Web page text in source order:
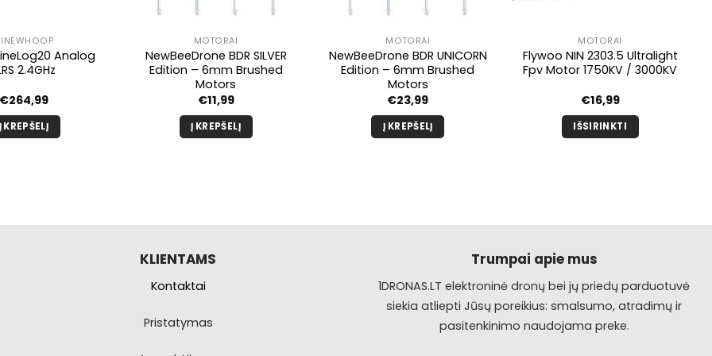
Analog
2.4GHz
€264,99
Į KREPŠELĮ
MOTORAI
NewBeeDrone BDR SILVER
Edition – 6mm Brushed
Motors
€11,99
Į KREPŠELĮ
MOTORAI
NewBeeDrone BDR UNICORN
Edition – 6mm Brushed
Motors
€23,99
Į KREPŠELĮ
MOTORAI
Flywoo NIN 2303.5 Ultralight
Fpv Motor 1750KV / 3000KV
€16,99
IŠSIRINKTI
produkto
puslapyje.
KLIENTAMS
Kontaktai
Pristatymas
Trumpai apie mus
1DRONAS.LT elektroninė dronų bei jų priedų parduotuvė
siekia atliepti Jūsų poreikius: smalsumo, atradimų ir
pasitenkinimo naudojama preke.